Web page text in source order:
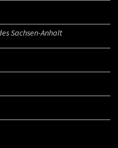
Sachsen-Anhalt